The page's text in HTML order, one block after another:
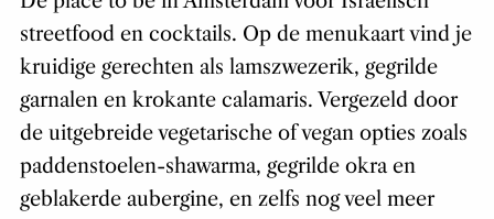
streetfood en cocktails. Op de menukaart vind je
kruidige gerechten als lamszwezerik, gegrilde
garnalen en krokante calamaris. Vergezeld door
de uitgebreide vegetarische of vegan opties zoals
paddenstoelen-shawarma, gegrilde okra en
geblakerde aubergine, en zelfs nog veel meer